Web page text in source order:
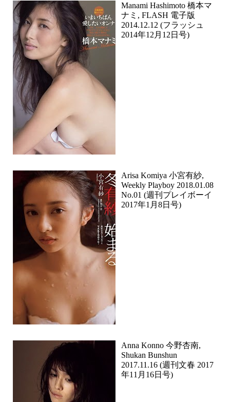
Manami Hashimoto 橋本マ
ナミ, FLASH 電子版
2014.12.12 (フラッシュ
2014年12月12日号)
Arisa Komiya 小宮有紗,
Weekly Playboy 2018.01.08
No.01 (週刊プレイボーイ
2017年1月8日号)
Anna Konno 今野杏南,
Shukan Bunshun
2017.11.16 (週刊文春 2017
年11月16日号)